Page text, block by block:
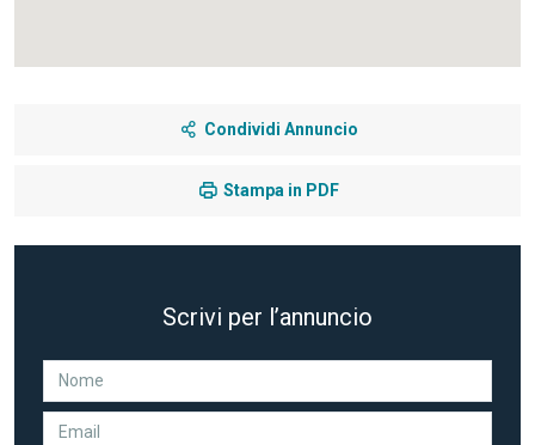
Condividi Annuncio
Stampa in PDF
Scrivi per l’annuncio